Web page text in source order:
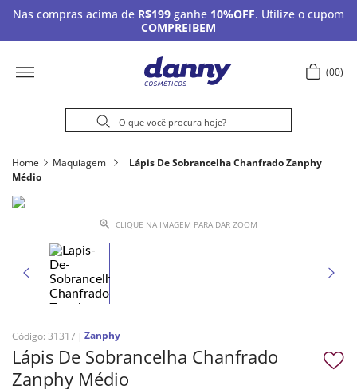
Nas compras acima de R$199 ganhe 10%OFF. Utilize o cupom
COMPREIBEM
00
Home Maquiagem
Lápis De Sobrancelha Chanfrado Zanphy
Médio
CLIQUE NA IMAGEM PARA DAR ZOOM
Código: 31317 Zanphy
Lápis De Sobrancelha Chanfrado
Zanphy Médio